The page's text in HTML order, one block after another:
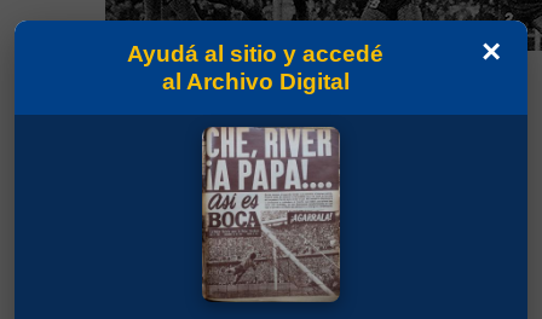
25/05/1976
Boca 2 - Independiente 1
×
Ayudá al sitio y accedé
al Archivo Digital